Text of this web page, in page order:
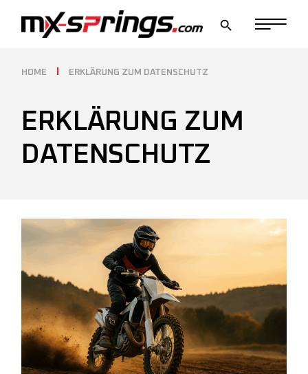
HOME ERKLÄRUNG ZUM DATENSCHUTZ
ERKLÄRUNG ZUM
DATENSCHUTZ